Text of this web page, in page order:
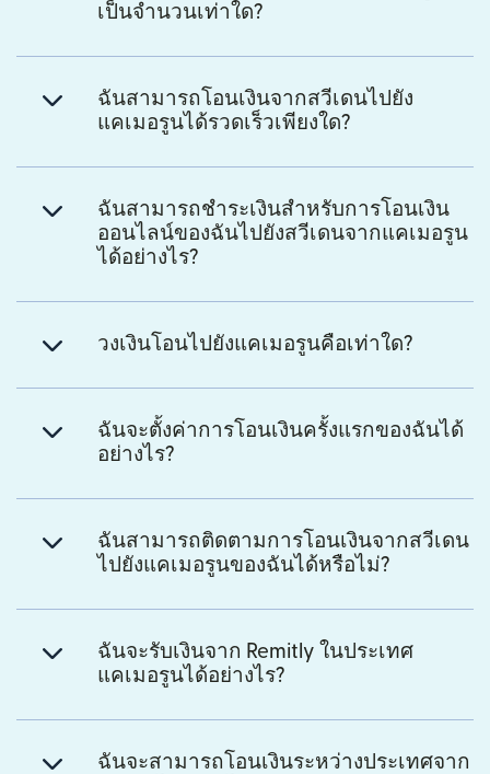
เป็นจำนวนเท่าใด?
ฉันสามารถโอนเงินจากสวีเดนไปยัง
แคเมอรูนได้รวดเร็วเพียงใด?
ฉันสามารถชำระเงินสำหรับการโอนเงิน
ออนไลน์ของฉันไปยังสวีเดนจากแคเมอรูน
ได้อย่างไร?
วงเงินโอนไปยังแคเมอรูนคือเท่าใด?
ฉันจะตั้งค่าการโอนเงินครั้งแรกของฉันได้
อย่างไร?
ฉันสามารถติดตามการโอนเงินจากสวีเดน
ไปยังแคเมอรูนของฉันได้หรือไม่?
ฉันจะรับเงินจาก Remitly ในประเทศ
แคเมอรูนได้อย่างไร?
ฉันจะสามารถโอนเงินระหว่างประเทศจาก